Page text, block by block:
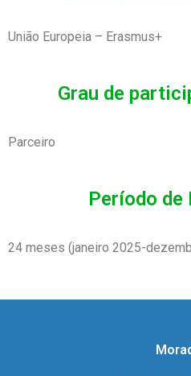
União Europeia – Erasmus+
Grau de
Parceiro
Período de
24 meses (janeiro 2025-